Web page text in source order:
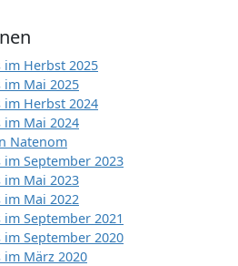
im Herbst 2025
im Mai 2025
im Herbst 2024
im Mai 2024
Natenom
September 2023
im Mai 2023
Mai 2022
September 2021
September 2020
im März 2020